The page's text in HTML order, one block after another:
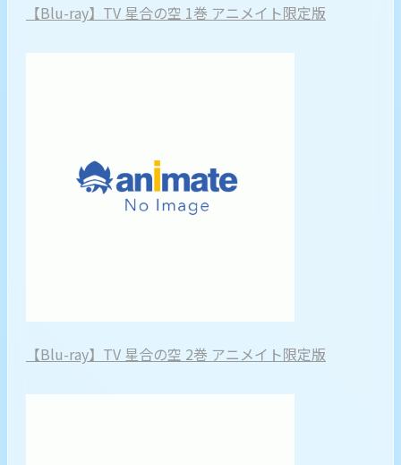
【Blu-ray】TV 星合の空 1巻 アニメイト限定版
【Blu-ray】TV 星合の空 2巻 アニメイト限定版